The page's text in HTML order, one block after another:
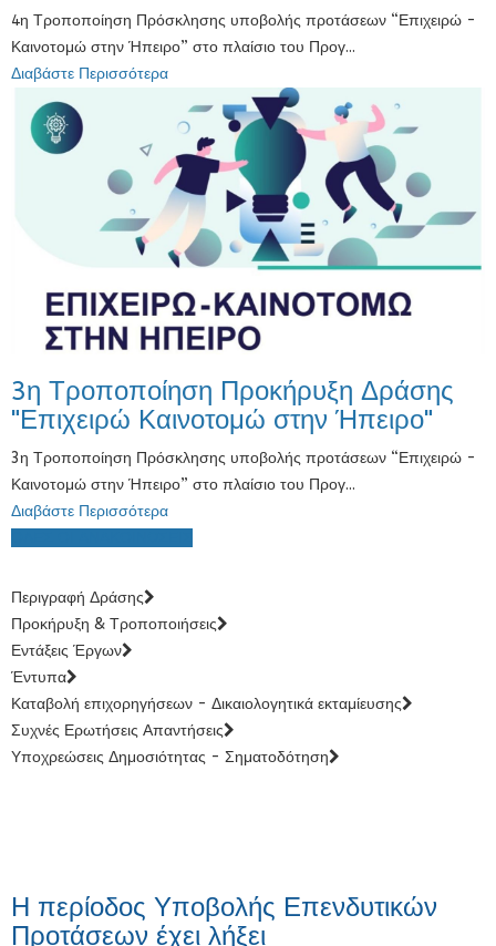
4η Τροποποίηση Πρόσκλησης υποβολής προτάσεων “Επιχειρώ -
Καινοτομώ στην Ήπειρο” στο πλαίσιο του Προγ...
Διαβάστε Περισσότερα
3η Τροποποίηση Προκήρυξη Δράσης
"Επιχειρώ Καινοτομώ στην Ήπειρο"
3η Τροποποίηση Πρόσκλησης υποβολής προτάσεων “Επιχειρώ -
Καινοτομώ στην Ήπειρο” στο πλαίσιο του Προγ...
Διαβάστε Περισσότερα
Περιγραφή Δράσης
Προκήρυξη & Τροποποιήσεις
Εντάξεις Έργων
Έντυπα
Καταβολή επιχορηγήσεων - Δικαιολογητικά εκταμίευσης
Συχνές Ερωτήσεις Απαντήσεις
Υποχρεώσεις Δημοσιότητας - Σηματοδότηση
Η περίοδος Υποβολής Επενδυτικών
Προτάσεων έχει λήξει